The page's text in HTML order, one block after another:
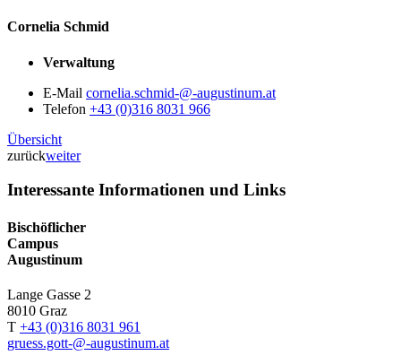
Cornelia Schmid
Verwaltung
E-Mail cornelia.schmid-@-augustinum.at
Telefon +43 (0)316 8031 966
Übersicht
zurückweiter
Interessante Informationen und Links
Bischöflicher
Campus
Augustinum
Lange Gasse 2
8010 Graz
T +43 (0)316 8031 961
gruess.gott-@-augustinum.at